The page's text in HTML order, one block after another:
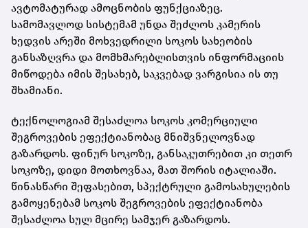
ავტომატურად ამოცნობის ფუნქციაზეც.
სამომავლოდ სისტემამ უნდა შეძლოს კამერის
ხედვის არეში მოხვედრილი სოკოს სახეობის
განსაზღვრა და მომხმარებლისთვის ინფორმაციის
მიწოდება იმის შესახებ, საკვებად ვარგისია ის თუ
შხამიანი.
ტექნოლოგიამ შესაძლოა სოკოს კომერციული
შეგროვების ეფექტიანობაც მნიშვნელოვნად
გაზარდოს. ფინურ სოკოზე, განსაკუთრებით კი თეთრ
სოკოზე, დიდი მოთხოვნაა, მათ შორის იტალიაში.
წინასწარი შეფასებით, სპექტრული გამოსახულების
გამოყენებამ სოკოს შეგროვების ეფექტიანობა
შესაძლოა სულ მცირე სამჯერ გაზარდოს.